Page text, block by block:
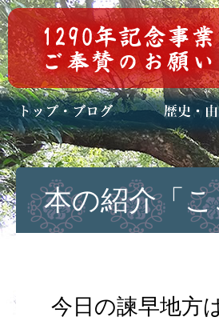
トップページ
ブログ(日々八百万)
お知らせ一覧 歴史・ご祭神
年中行事
メディア掲載
本の紹介「
今日の諫早地方